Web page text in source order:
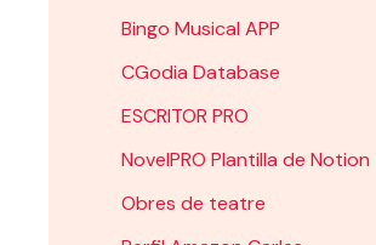
Bingo Musical APP
CGodia Database
ESCRITOR PRO
NovelPRO Plantilla de Notion
Obres de teatre